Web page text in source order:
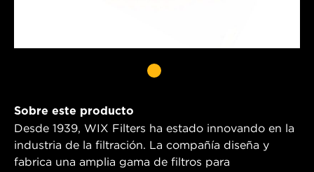
Sobre este producto
Desde 1939, WIX Filters ha estado innovando en la
industria de la filtración. La compañía diseña y
fabrica una amplia gama de filtros para